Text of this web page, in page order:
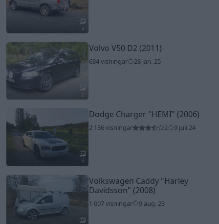
4
2
Volvo V50 D2 (2011)
634 visningar 28 jan. 25
4
Dodge Charger "HEMI" (2006)
2 136 visningar 2 9 juli 24
Volkswagen Caddy "Harley
Davidsson" (2008)
1 007 visningar 9 aug. 23